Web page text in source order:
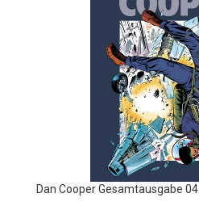
Dan Cooper Gesamtausgabe 04